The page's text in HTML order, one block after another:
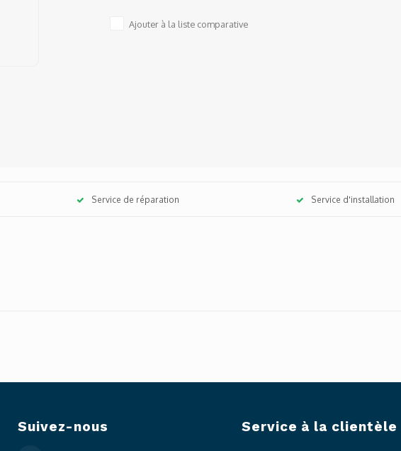
Ajouter à la liste comparative
Service de réparation Service d'installation
Suivez-nous Service à la clientèle